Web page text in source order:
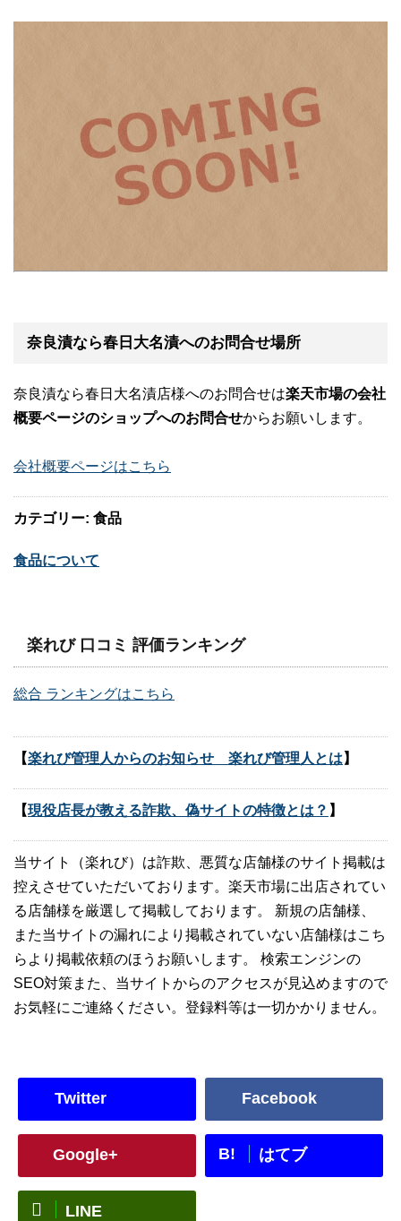
奈良漬なら春日大名漬へのお問合せ場所
奈良漬なら春日大名漬店様へのお問合せは楽天市場の会社
概要ページのショップへのお問合せからお願いします。
会社概要ページはこちら
カテゴリー: 食品
食品について
楽れび 口コミ 評価ランキング
総合 ランキングはこちら
【楽れび管理人からのお知らせ 楽れび管理人とは 】
【現役店長が教える詐欺、偽サイトの特徴とは？ 】
当サイト（楽れび）は詐欺、悪質な店舗様のサイト掲載は
控えさせていただいております。楽天市場に出店されてい
る店舗様を厳選して掲載しております。 新規の店舗様、
また当サイトの漏れにより掲載されていない店舗様はこち
らより掲載依頼のほうお願いします。 検索エンジンの
SEO対策また、当サイトからのアクセスが見込めますので
お気軽にご連絡ください。登録料等は一切かかりません。
Twitter Facebook
Google+ B! はてブ
LINE